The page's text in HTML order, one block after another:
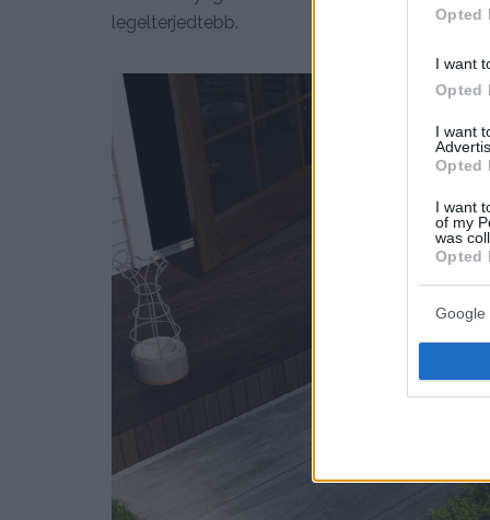
Opted
I want
Opted
I want
Opted
I want
of my
was
Opted
Google
legelterjedtebb.